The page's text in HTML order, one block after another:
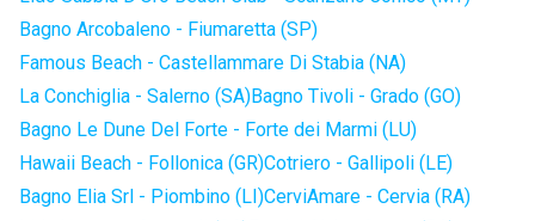
Bagno Arcobaleno - Fiumaretta (SP)
Famous Beach - Castellammare Di Stabia (NA)
La Conchiglia - Salerno (SA)Bagno Tivoli - Grado (GO)
Bagno Le Dune Del Forte - Forte dei Marmi (LU)
Hawaii Beach - Follonica (GR)Cotriero - Gallipoli (LE)
Bagno Elia Srl - Piombino (LI)CerviAmare - Cervia (RA)